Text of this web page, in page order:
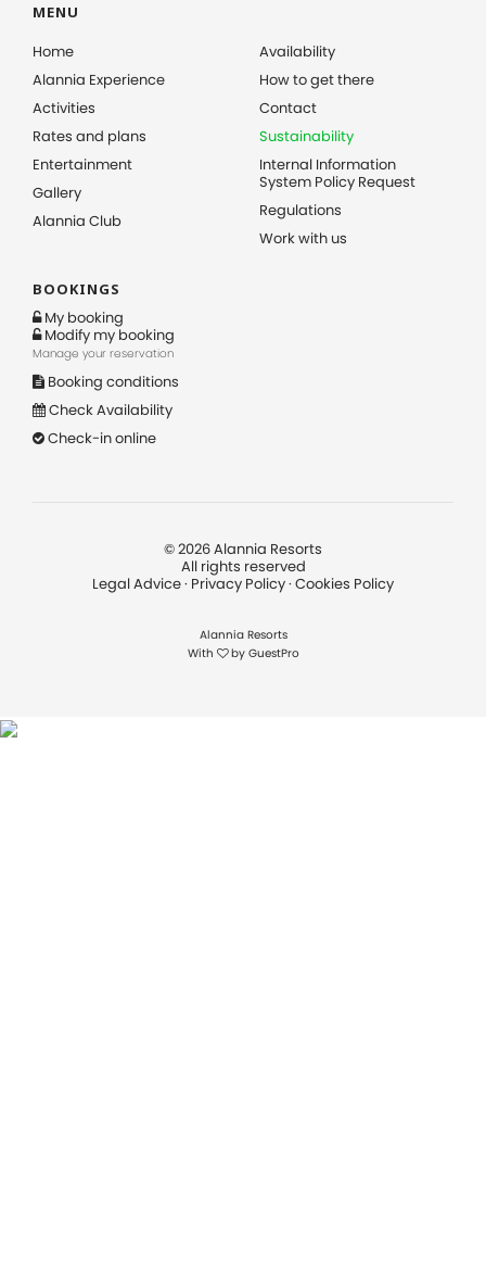
MENU
Home
Alannia Experience
Activities
Rates and plans
Entertainment
Gallery
Alannia Club
Availability
How to get there
Contact
Sustainability
Internal Information
System Policy Request
Regulations
Work with us
BOOKINGS
My booking
Modify my booking
Manage your reservation
Booking conditions
Check Availability
Check-in online
©2026Alannia Resorts
All rights reserved
Legal Advice· Privacy Policy· Cookies Policy
Alannia Resorts
With
by GuestPro